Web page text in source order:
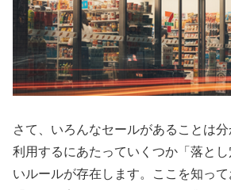
さて、いろんなセールがあることは
利用するにあたっていくつか「落と
いルールが存在します。ここを知っ